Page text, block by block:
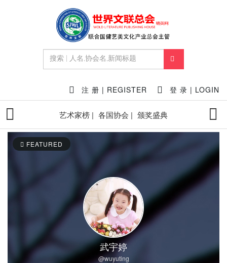
注 册 | REGISTER 登 录 | LOGIN
艺术家榜 | 各国协会 | 颁奖盛典
FEATURED
武宇婷
@wuyuting